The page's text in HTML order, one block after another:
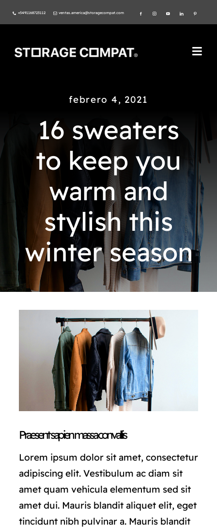
to
+5491168723112 ventas.america@storagecompat.com
VIDEOS
AMBIENTE
NORMAS ISO
CATÁLOGO
CONTACTO
febrero 4, 2021
16 sweaters
to keep you
warm and
stylish this
winter season
Praesent sapien massa convallis
Lorem ipsum dolor sit amet, consectetur
adipiscing elit. Vestibulum ac diam sit
amet quam vehicula elementum sed sit
amet dui. Mauris blandit aliquet elit, eget
tincidunt nibh pulvinar a. Mauris blandit